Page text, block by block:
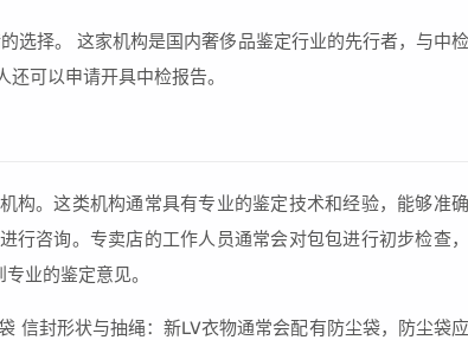
选择。 这家机构是国内奢侈品鉴定行业的先行者，与中检
可以申请开具中检报告。
构。这类机构通常具有专业的鉴定技术和经验，能够准确
咨询。专卖店的工作人员通常会对包包进行初步检查，
业的鉴定意见。
信封形状与抽绳：新LV衣物通常会配有防尘袋，防尘袋应